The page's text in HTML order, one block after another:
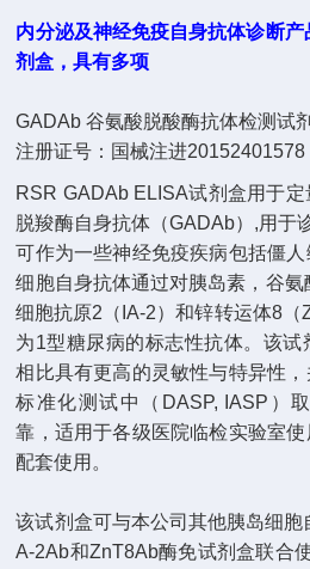
内分泌及神经免疫自身抗体诊断产
剂盒，具有多项
GADAb谷氨酸脱酸酶抗体检测试
注册证号：国械注进20152401578
RSR GADAb ELISA试剂盒用于
脱羧酶自身抗体（GADAb） ,用于
可作为一些神经免疫疾病包括僵
细胞自身抗体通过对胰岛素，谷氨
细胞抗原2 （ IA-2）和锌转运体8（
为1型糖尿病的标志性抗体。该试
相比具有更高的灵敏性与特异性
标准化测试中（ DASP, IASP ）
靠，适用于各级医院临检实验室
配套使用。
该试剂盒可与本公司其他胰岛细
A-2Ab和ZnT8Ab酶免试剂盒联合